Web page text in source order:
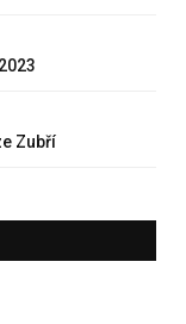
Zubří